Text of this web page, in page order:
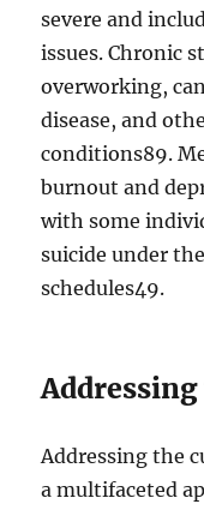
severe and
issues. Chronic
overworking,
disease, and
conditions89.
burnout and
with some
suicide under
schedules49.
Addressing the
a multifaceted